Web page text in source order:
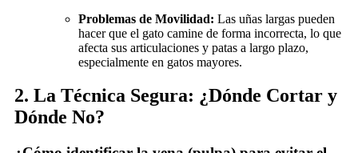
Problemas de Movilidad: Las uñas largas pueden
hacer que el gato camine de forma incorrecta, lo que
afecta sus articulaciones y patas a largo plazo,
especialmente en gatos mayores.
2. La Técnica Segura: ¿Dónde Cortar y
Dónde No?